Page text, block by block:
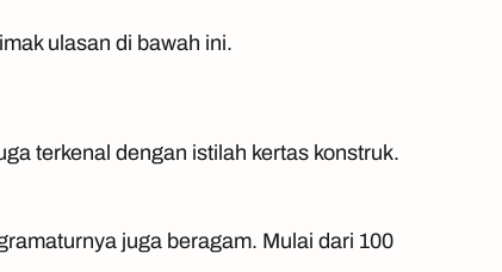
ulasan di bawah ini.
terkenal dengan istilah kertas konstruk.
juga beragam. Mulai dari 100